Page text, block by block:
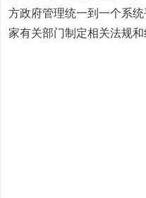
方政府管理统一到一个系
家有关部门制定相关法规